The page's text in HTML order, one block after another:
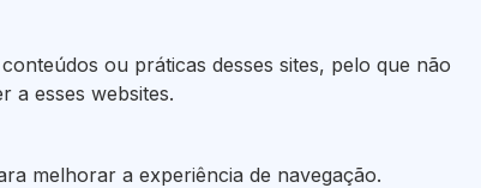
ou práticas desses sites, pelo que não
a esses websites.
melhorar a experiência de navegação.